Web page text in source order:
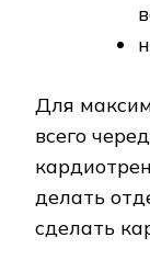
Для
всего
делать
сделать